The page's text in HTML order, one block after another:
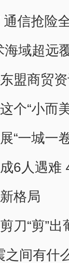
信抢险
域超远
盟商贸
个“小而
“一城一
6人遇难
格局
刀“剪”出
之间有什